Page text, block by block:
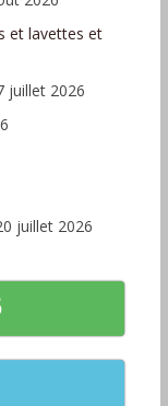
et lavettes et
juillet 2026
juillet 2026